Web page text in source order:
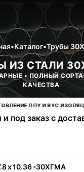
•Каталог•Трубы
ИЗ СТАЛИ
• ПОЛНЫЙ
КАЧЕСТВА
ППУ И ВУС ИЗОЛЯЦИИ •
под заказ с
трубы стальные.
x10.36•30ХГМА